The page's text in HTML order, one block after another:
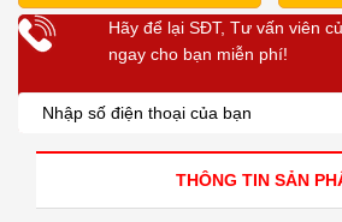
Hãy để lại SĐT, Tư vấn viên
ngay cho bạn miễn phí!
THÔNG TIN SẢN